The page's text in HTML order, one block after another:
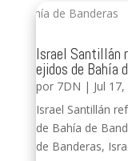
Israel Santillán
ejidos de Bahía
por 7DN | Jul
Israel Santillán
de Bahía de
de Banderas,